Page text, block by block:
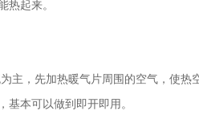
热起来。
主，先加热暖气片周围的空气，使
基本可以做到即开即用。